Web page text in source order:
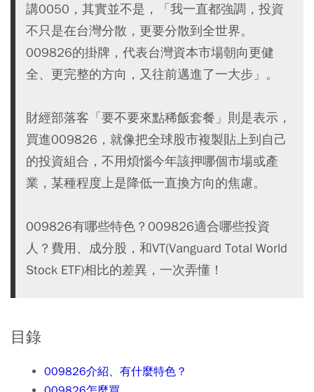
講0050，其實並不是，「我一直都強調，投資
不只是在台灣分散，更要分散到全世界。
009826的掛牌，代表台灣資本市場朝向更健
全、更完整的方向，又往前邁進了一大步」。
財經部落客「要不要來點稀飯套餐」則是表示，
買進009826，就像把全球股市複製貼上到自己
的投資組合，不用煩惱今年該押哪個市場或產
業，某種程度上是降低一直換方向的焦慮。
009826有哪些特色？009826適合哪些投資
人？費用、成分股，和VT(Vanguard Total World
Stock ETF)相比的差異，一次弄懂！
目錄
009826介紹、有什麼特色？